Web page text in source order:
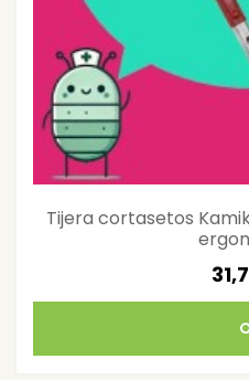
Tijera cortasetos